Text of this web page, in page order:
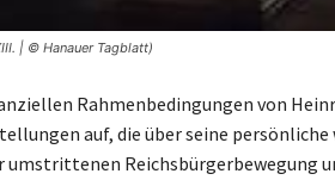
| © Hanauer Tagblatt)
Rahmenbedingungen von
auf, die über seine
umstrittenen Reichsbürgerbewegung